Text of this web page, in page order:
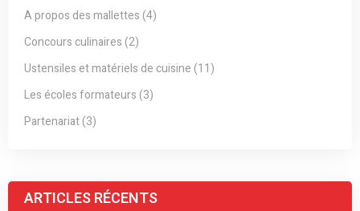
A propos des mallettes (4)
Concours culinaires (2)
Ustensiles et matériels de cuisine (11)
Les écoles formateurs (3)
Partenariat (3)
ARTICLES RÉCENTS